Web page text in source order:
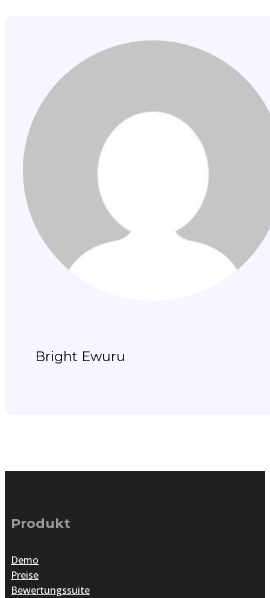
Bright Ewuru
Produkt
Demo
Preise
Bewertungssuite